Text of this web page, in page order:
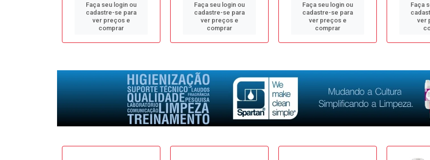
Faça seu login ou
cadastre-se para
ver preços e
comprar
Faça seu login ou
cadastre-se para
ver preços e
comprar
Faça seu login ou
cadastre-se para
ver preços e
comprar
Faça
ver